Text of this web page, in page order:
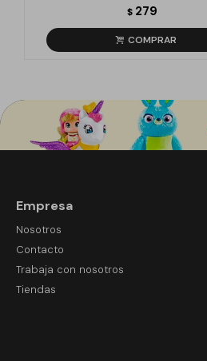
$ 279
Empresa
Nosotros
Contacto
Trabaja con nosotros
Tiendas